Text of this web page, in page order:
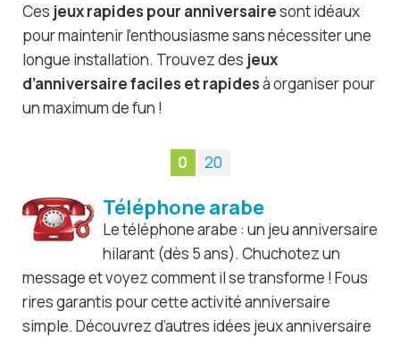
Ces jeux rapides pour anniversairesont idéaux
pour maintenir l’enthousiasme sans nécessiter une
longue installation. Trouvez des jeux
d’anniversaire faciles et rapidesà organiser pour
un maximum de fun !
0 20
Téléphone arabe
Le téléphone arabe : un jeu anniversaire
hilarant (dès 5 ans). Chuchotez un
message et voyez comment il se transforme ! Fous
rires garantis pour cette activité anniversaire
simple. Découvrez d’autres idées jeux anniversaire